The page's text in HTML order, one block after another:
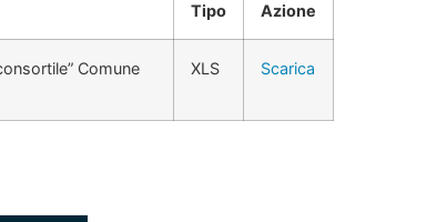
Tipo Azione
Comune
XLS Scarica